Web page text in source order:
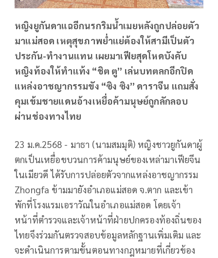
หญิงยูกันดาแฉอีกนรกริมน้ำเมยหลังถูกปล่อยตัว
มาแม่สอด เหตุสุขภาพย่ำแย่ต้องให้สามีเป็นตัว
ประกัน-ทำงานแทน เผยมาเฟียสุดโหดบังคับ
หญิงท้องให้ทำแท้ง “ชิต ตู” เล่นบทตลกอีกปิด
แหล่งอาชญากรรมขัง “ซิง ซิง” ดาราจีน แถมสั่ง
คุมเข้มชายแดนอ้างเหยื่อค้ามนุษย์ถูกลักลอบ
ผ่านช่องทางไทย
23 ม.ค.2568 - มาธา (นามสมมุติ) หญิงชาวยูกันดาผู้
ตกเป็นเหยื่อขบวนการค้ามนุษย์ของเหล่ามาเฟียจีน
ในเมียวดี ได้รับการปล่อยตัวจากแหล่งอาชญากรรม
Zhongfa ข้ามมายังอำเภอแม่สอด จ.ตาก และเข้า
พักที่โรงแรมเอราวัณในอำเภอแม่สอด โดยเจ้า
หน้าที่ตำรวจและเจ้าหน้าที่ฝ่ายปกครองท้องถิ่นของ
ไทยจึงร่วมกันตรวจสอบข้อมูลหลักฐานเพิ่มเติม และ
จะดำเนินการตามขั้นตอนทางกฎหมายที่เกี่ยวข้อง